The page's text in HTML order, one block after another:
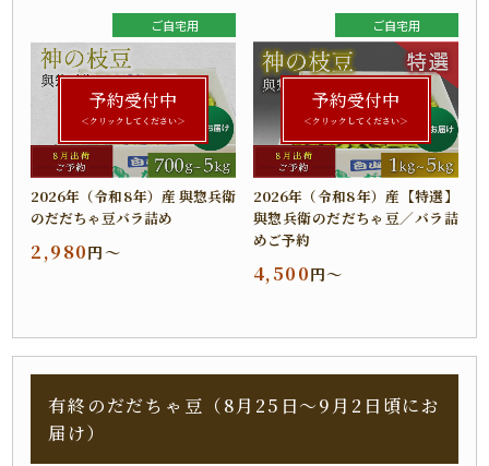
ご自宅用
予約受付中
＜クリックしてください＞
2026年（令和8年）産 與惣兵衛
のだだちゃ豆バラ詰め
2,980円～
ご自宅用
予約受付中
＜クリックしてください＞
2026年（令和8年）産【特選】
與惣兵衛のだだちゃ豆／バラ詰
めご予約
4,500円～
有終のだだちゃ豆（8月25日～9月2日頃にお
届け）